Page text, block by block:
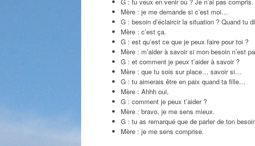
Mère : je me demande si c’est moi…
G : besoin d’éclaircir la situation ? Quand tu
Mère : c’est ça.
G : est qu’est ce que je peux faire pour toi ?
Mère : m’aider à savoir si mon besoin n’est
G : et comment je peux t’aider à savoir ?
Mère : que tu sois sur place… savoir si…
G : tu aimerais être en paix quand ta fille…
Mère : Ahhh oui,
G : comment je peux t’aider ?
Mère : bravo, je me sens mieux.
G : tu as remarqué que de parler de ton
Mère : je me sens comprise.